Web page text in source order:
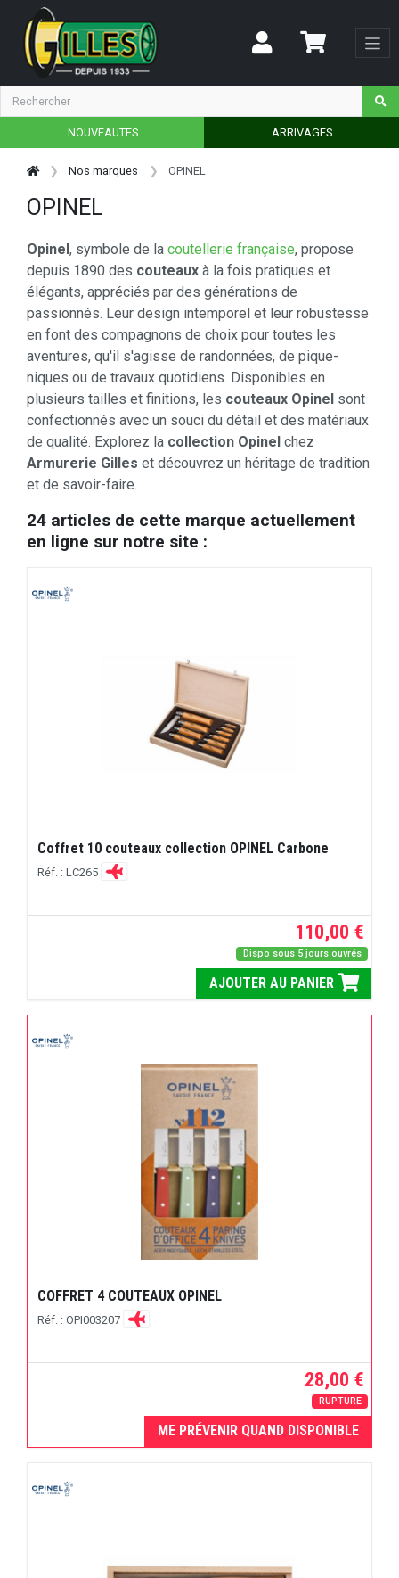
NOUVEAUTES ARRIVAGES
Nos marques OPINEL
OPINEL
Opinel , symbole de la coutellerie française, propose
depuis 1890 des couteaux à la fois pratiques et
élégants, appréciés par des générations de
passionnés. Leur design intemporel et leur robustesse
en font des compagnons de choix pour toutes les
aventures, qu'il s'agisse de randonnées, de pique-
niques ou de travaux quotidiens. Disponibles en
plusieurs tailles et finitions, les couteaux Opinel sont
confectionnés avec un souci du détail et des matériaux
de qualité. Explorez la collection Opinel chez
Armurerie Gilles et découvrez un héritage de tradition
et de savoir-faire.
24 articles de cette marque actuellement
en ligne sur notre site :
Coffret 10 couteaux collection OPINEL Carbone
Réf. : LC265
110,00 €
Dispo sous 5 jours ouvrés
AJOUTER AU PANIER
COFFRET 4 COUTEAUX OPINEL
Réf. : OPI003207
28,00 €
RUPTURE
ME PRÉVENIR QUAND DISPONIBLE